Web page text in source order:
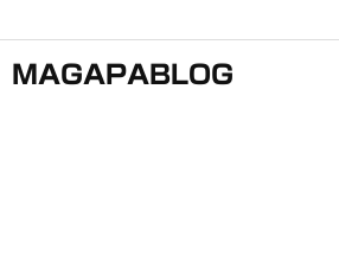
MAGAPABLOG